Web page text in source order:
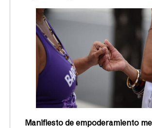
Manifiesto de empoderamiento